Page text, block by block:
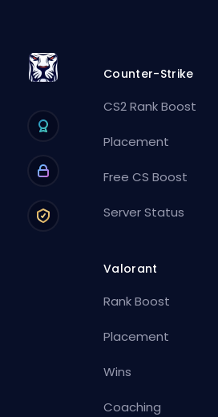
Counter-Strike
CS2 Rank Boost
Placement
Free CS Boost
Server Status
Valorant
Rank Boost
Placement
Wins
Coaching